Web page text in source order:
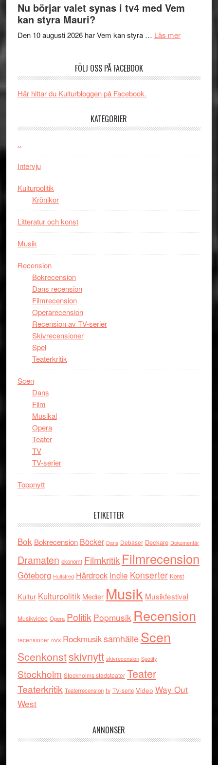
Artipelag
samtal
teater
The
´s
och
Jackie
Nu börjar valet synas i tv4 med Vem
kan styra Mauri?
Den 10 augusti 2026 har Vem kan styra … Läs merom
synas
Vem
FÖLJ OSS PÅ FACEBOOK
Här hittar du Kulturbloggen på Facebook.
KATEGORIER
..
Intervju
Kulturpolitik
Krönikor
Litteratur och konst
Musik
Recension
Bokrecension
Dans recension
Filmrecension
Operarecension
Recension av TV-serier
Skivrecensioner
Spel
Teaterkritik
Scen
Dans
Film
Musikal
Opera
Teater
TV
TV-serier
Toppnytt
ETIKETTER
Bok Bokrecension Böcker Dans Debaser Deckare Dokumentär
Dramaten ekonomi Filmkritik Filmrecension
Göteborg Hultsfred Hårdrock indie Konserter Konst
Kultur Kulturpolitik Medier Musik Musikfestival
Musikvideo Opera Politik Popmusik Recension
recensioner rock RockmusiksamhälleScen
Scenkonstskivnytt skivrecension Spotify
Stockholm Stockholms stadsteater Teater
Teaterkritik Teaterrecension tv TV-serie Video Way Out
West
ANNONSER